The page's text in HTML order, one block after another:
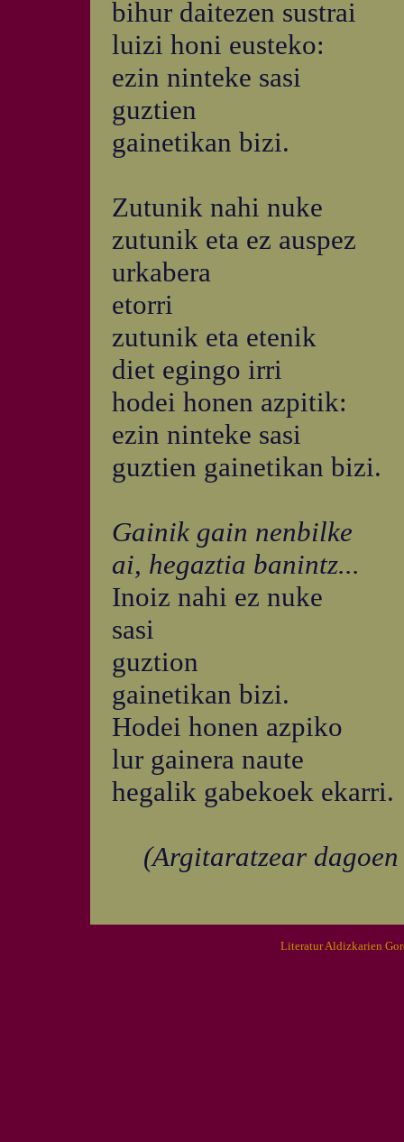
bihur daitezen sustrai
luizi honi eusteko:
ezin ninteke sasi
guztien
gainetikan bizi.
Zutunik nahi nuke
zutunik eta ez auspez
urkabera
etorri
zutunik eta etenik
diet egingo irri
hodei honen azpitik:
ezin ninteke sasi
guztien gainetikan bizi.
Gainik gain nenbilke
ai, hegaztia banintz...
Inoiz nahi ez nuke
sasi
guztion
gainetikan bizi.
Hodei honen azpiko
lur gainera naute
hegalik gabekoek ekarri.
(Argitaratzear
Literatur Aldizkarien